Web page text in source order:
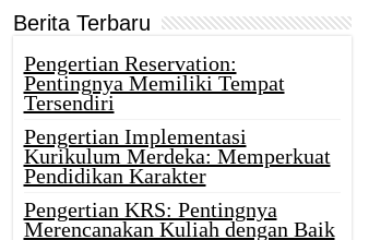
Berita Terbaru
Pengertian Reservation:
Pentingnya Memiliki Tempat
Tersendiri
Pengertian Implementasi
Kurikulum Merdeka: Memperkuat
Pendidikan Karakter
Pengertian KRS: Pentingnya
Merencanakan Kuliah dengan Baik